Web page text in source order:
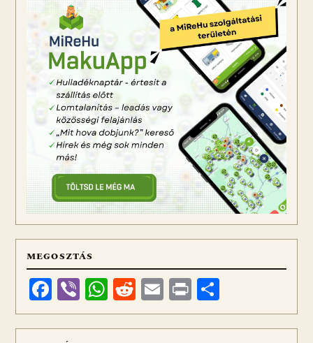
MEGOSZTÁS
Facebook
ViberWhatsApp
Reddit
Email
Print
meg